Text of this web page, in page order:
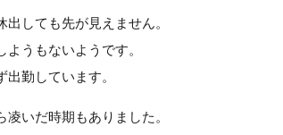
しても先が見えません。
うもないようです。
勤しています。
いだ時期もありました。